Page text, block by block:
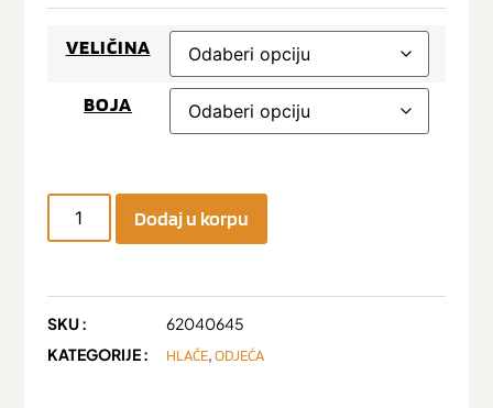
VELIČINA
BOJA
Dodaj u korpu
SKU :
62040645
KATEGORIJE :
HLAČE,ODJEĆA